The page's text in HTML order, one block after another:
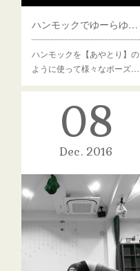
ハンモックでゆーらゆら♪
ハンモックを【あやとり】の
ように使って様々なポーズ…
08
Dec 2016